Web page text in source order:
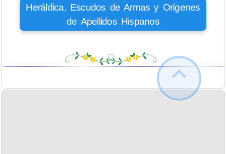
Heráldica, Escudos de Armas y Orígenes
de Apellidos Hispanos